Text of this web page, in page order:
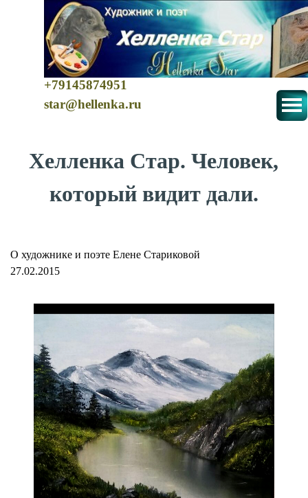
+79145874951
star@hellenka.ru
Хелленка Стар. Человек,
который видит дали.
О художнике и поэте Елене Стариковой
27.02.2015